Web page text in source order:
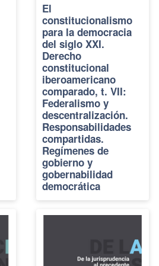
El
constitucionalismo
para la democracia
del siglo XXI.
Derecho
constitucional
iberoamericano
comparado, t. VII:
Federalismo y
descentralización.
Responsabilidades
compartidas.
Regímenes de
gobierno y
gobernabilidad
democrática